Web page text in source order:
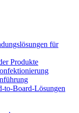
für
Produkte
to-Board-Lösungen